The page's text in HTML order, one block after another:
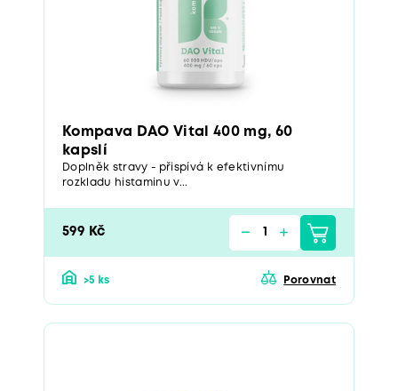
Kompava DAO Vital 400 mg, 60
kapslí
Doplněk stravy - přispívá k efektivnímu
rozkladu histaminu v...
599 Kč
>5 ks Porovnat